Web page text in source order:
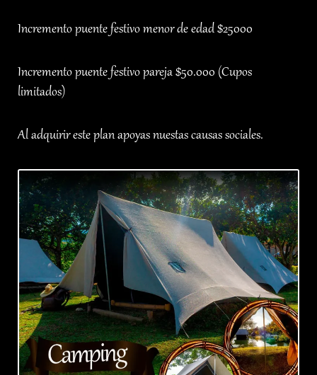
Incremento puente festivo menor de edad $25000
Incremento puente festivo pareja $50.000 (Cupos
limitados)
Al adquirir este plan apoyas nuestas causas sociales.